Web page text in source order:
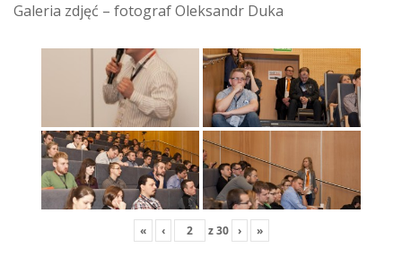
Galeria zdjęć – fotograf Oleksandr Duka
« ‹ z30 › »